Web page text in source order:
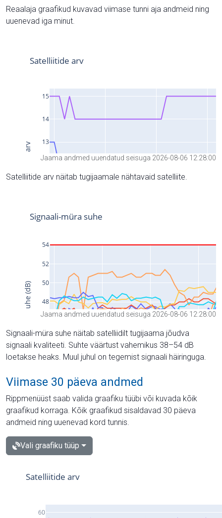
Reaalaja graafikud kuvavad viimase tunni aja andmeid ning
uuenevad iga minut.
Jaama andmed uuendatud seisuga 2026-08-06 12:28:00
Satelliitide arv näitab tugijaamale nähtavaid satelliite.
Jaama andmed uuendatud seisuga 2026-08-06 12:28:00
Signaali-müra suhe näitab satelliidilt tugijaama jõudva
signaali kvaliteeti. Suhte väärtust vahemikus 38–54 dB
loetakse heaks. Muul juhul on tegemist signaali häiringuga.
Viimase 30 päeva andmed
Rippmenüüst saab valida graafiku tüübi või kuvada kõik
graafikud korraga. Kõik graafikud sisaldavad 30 päeva
andmeid ning uuenevad kord tunnis.
Vali graafiku tüüp
60
Satelliitide arv